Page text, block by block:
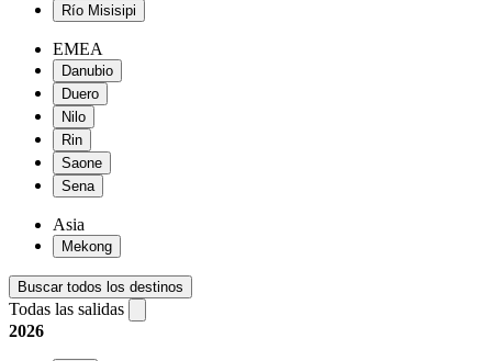
Río Misisipi
EMEA
Danubio
Duero
Nilo
Rin
Saone
Sena
Asia
Mekong
Buscar todos los destinos
Todas las salidas
2026